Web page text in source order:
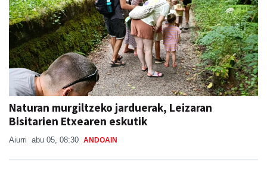
Naturan murgiltzeko jarduerak, Leizaran
Bisitarien Etxearen eskutik
Aiurri abu 05, 08:30 ANDOAIN